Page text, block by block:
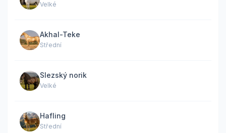
Velké
Akhal-Teke
Střední
Slezský norik
Velké
Hafling
Střední